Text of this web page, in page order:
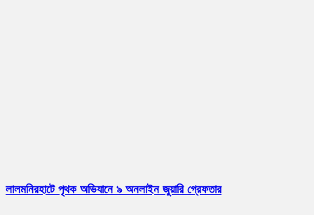
লালমনিরহাটে পৃথক অভিযানে ৯ অনলাইন জুয়ারি গ্রেফতার